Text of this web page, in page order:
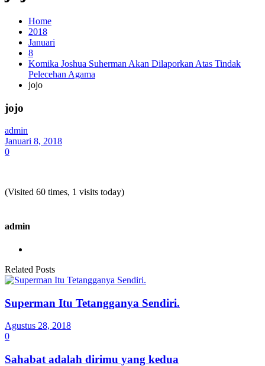
Home
2018
Januari
8
Komika Joshua Suherman Akan Dilaporkan Atas Tindak
Pelecehan Agama
jojo
jojo
admin
Januari 8, 2018
0
(Visited 60 times, 1 visits today)
admin
Related Posts
Superman Itu Tetangganya Sendiri.
Agustus 28, 2018
0
Sahabat adalah dirimu yang kedua